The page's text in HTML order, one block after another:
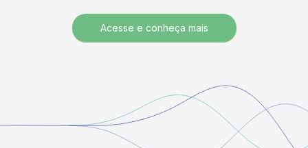
Cooperativas agropecuárias movimentam R$ 487,3
bilhões e ampliam presença no país
Acesse e conheça mais